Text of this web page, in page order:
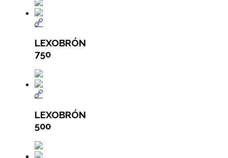
LEXOBRÓN
750
LEXOBRÓN
500